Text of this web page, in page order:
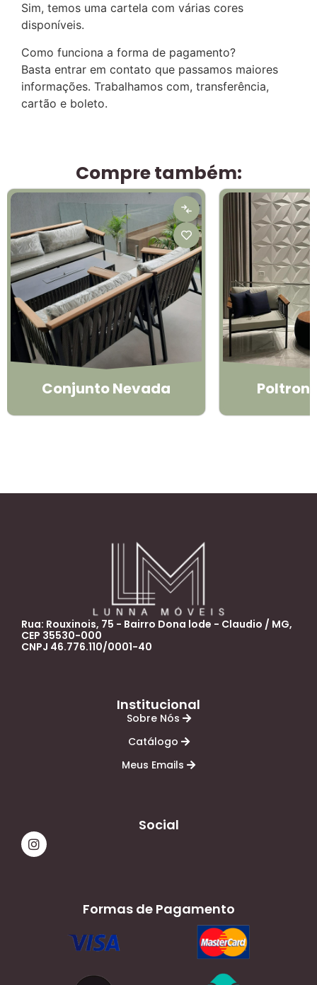
Sim, temos uma cartela com várias cores
disponíveis.
Como funciona a forma de pagamento?
Basta entrar em contato que passamos maiores
informações. Trabalhamos com, transferência,
cartão e boleto.
Compre também:
Conjunto Nevada
Rua: Rouxinois, 75 - Bairro Dona lode - Claudio / MG,
CEP 35530-000
CNPJ 46.776.110/0001-40
Institucional
Sobre Nós
Catálogo
Meus Emails
Social
Formas de Pagamento